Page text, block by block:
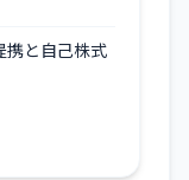
携と自己株式